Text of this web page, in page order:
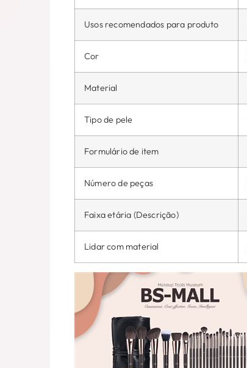
Usos recomendados para produto
Cor
Material
Tipo de pele
Formulário de item
Número de peças
Faixa etária (Descrição)
Lidar com material